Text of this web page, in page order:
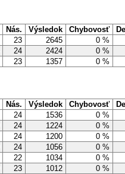
Nás. Výsledok Chybovosť
23 2645
0 %
24 2424
0 %
23 1357 0 %
Nás. Výsledok Chybovosť
24 1536
0 %
24 1224
0 %
24 1200
0 %
24 1056
0 %
22 1034
0 %
23 1012
0 %